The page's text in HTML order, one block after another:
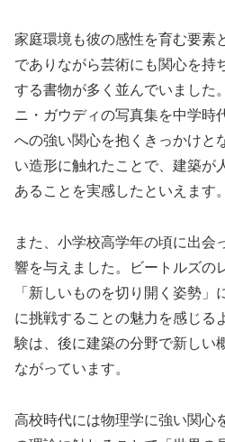
家庭環境も彼の感性を育む要素
でありながら芸術にも関心を持
する書物が多く並んでいました
ニ・ガウディの写真集を中学時
への強い関心を抱くきっかけと
い造形に触れたことで、建築が
あることを実感したといえます。
また、小学校高学年の頃に出会
響を与えました。ビートルズの
「新しいものを切り開く姿勢
に挑戦することの魅力を感じる
験は、後に建築の分野で新しい
ながっています。
高校時代には物理学に強い関心